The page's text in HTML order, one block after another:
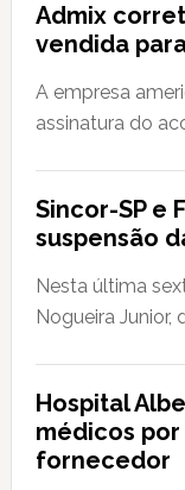
Admix
vendida
A empresa
assinatura do
Sincor-SP e
suspensão
Nesta última
Nogueira Junior,
Hospital
médicos
fornecedor